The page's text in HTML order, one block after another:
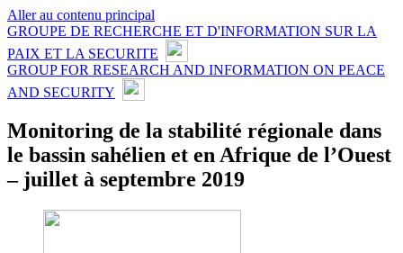
Aller au contenu principal
GROUPE DE RECHERCHE ET D'INFORMATION SUR LA
PAIX ET LA SECURITE
GROUP FOR RESEARCH AND INFORMATION ON PEACE
AND SECURITY
Monitoring de la stabilité régionale dans
le bassin sahélien et en Afrique de l’Ouest
– juillet à septembre 2019